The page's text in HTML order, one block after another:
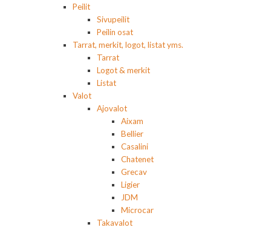
Peilit
Sivupeilit
Peilin osat
Tarrat, merkit, logot, listat yms.
Tarrat
Logot & merkit
Listat
Valot
Ajovalot
Aixam
Bellier
Casalini
Chatenet
Grecav
Ligier
JDM
Microcar
Takavalot